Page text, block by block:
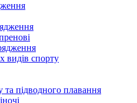
видів спорту
та підводного плавання